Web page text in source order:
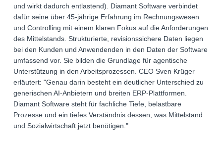
und wirkt dadurch entlastend). Diamant Software verbindet
dafür seine über 45-jährige Erfahrung im Rechnungswesen
und Controlling mit einem klaren Fokus auf die Anforderungen
des Mittelstands. Strukturierte, revisionssichere Daten liegen
bei den Kunden und Anwendenden in den Daten der Software
umfassend vor. Sie bilden die Grundlage für agentische
Unterstützung in den Arbeitsprozessen. CEO Sven Krüger
erläutert: "Genau darin besteht ein deutlicher Unterschied zu
generischen AI-Anbietern und breiten ERP-Plattformen.
Diamant Software steht für fachliche Tiefe, belastbare
Prozesse und ein tiefes Verständnis dessen, was Mittelstand
und Sozialwirtschaft jetzt benötigen."